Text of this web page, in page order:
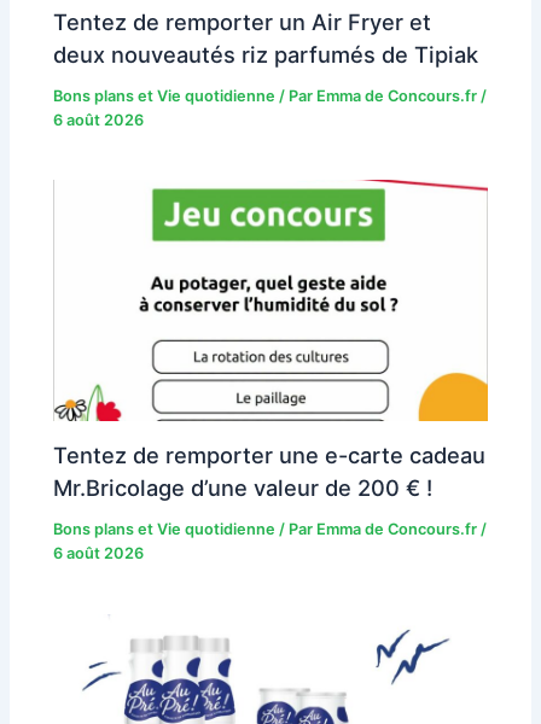
Tentez de remporter un Air Fryer et
deux nouveautés riz parfumés de Tipiak
Bons plans et Vie quotidienne / Par Emma de Concours.fr /
6 août 2026
Tentez de remporter une e-carte cadeau
Mr.Bricolage d’une valeur de 200 € !
Bons plans et Vie quotidienne / Par Emma de Concours.fr /
6 août 2026